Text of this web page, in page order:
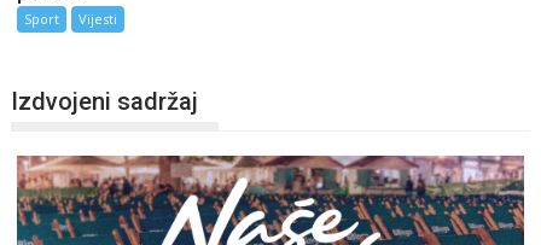
Sport Vijesti
Izdvojeni sadržaj